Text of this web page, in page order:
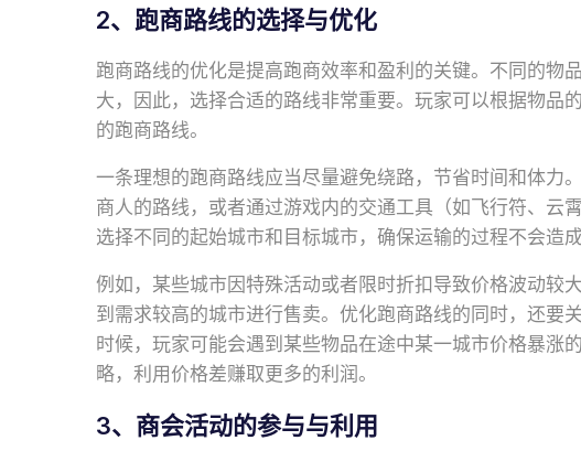
2、跑商路线的选择与优化
跑商路线的优化是提高跑商效率和盈利的关键。不同的物
大，因此，选择合适的路线非常重要。玩家可以根据物品
的跑商路线。
一条理想的跑商路线应当尽量避免绕路，节省时间和体力
商人的路线，或者通过游戏内的交通工具（如飞行符、云
选择不同的起始城市和目标城市，确保运输的过程不会造
例如，某些城市因特殊活动或者限时折扣导致价格波动较
到需求较高的城市进行售卖。优化跑商路线的同时，还要
时候，玩家可能会遇到某些物品在途中某一城市价格暴涨
略，利用价格差赚取更多的利润。
3、商会活动的参与与利用